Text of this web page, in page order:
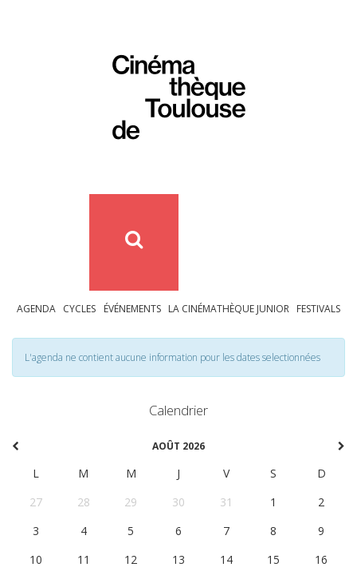
AGENDA CYCLES ÉVÉNEMENTS LA CINÉMATHÈQUE JUNIOR FESTIVALS
L'agenda ne contient aucune information pour les dates selectionnées
Calendrier
AOÛT 2026
L M M J V S
D
27
28 29 30 31 1
2
3
4 5 6 7 8
9
10
11 12 13 14 15
16